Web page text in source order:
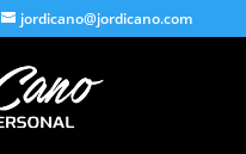
jordicano@jordicano.com